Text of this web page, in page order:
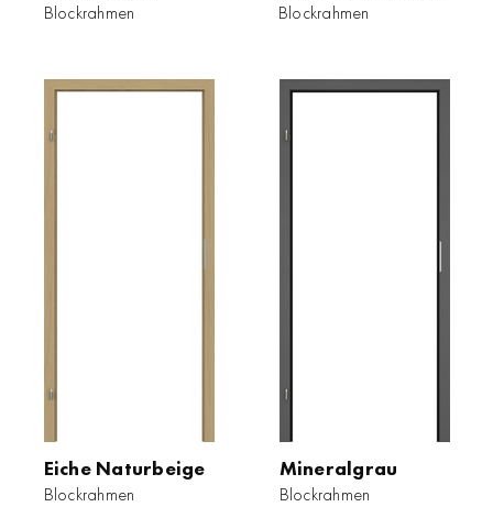
Blockrahmen Blockrahmen
Eiche Naturbeige
Blockrahmen
Mineralgrau
Blockrahmen